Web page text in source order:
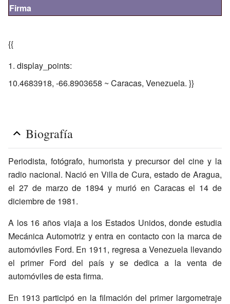
Firma
{{
display_points:
10.4683918, -66.8903658 ~ Caracas, Venezuela. }}
Biografía
Periodista, fotógrafo, humorista y precursor del cine y la
radio nacional. Nació en Villa de Cura, estado de Aragua,
el 27 de marzo de 1894 y murió en Caracas el 14 de
diciembre de 1981.
A los 16 años viaja a los Estados Unidos, donde estudia
Mecánica Automotriz y entra en contacto con la marca de
automóviles Ford. En 1911, regresa a Venezuela llevando
el primer Ford del país y se dedica a la venta de
automóviles de esta firma.
En 1913 participó en la filmación del primer largometraje